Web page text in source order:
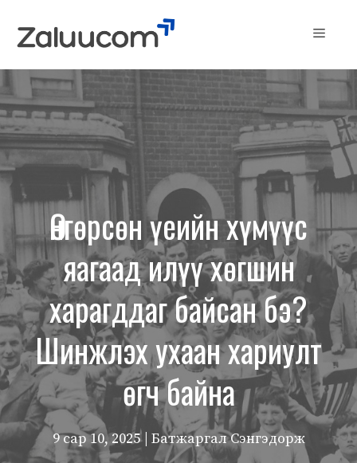
Menu
Өнгөрсөн үеийн хүмүүс
яагаад илүү хөгшин
харагддаг байсан бэ?
Шинжлэх ухаан хариулт
өгч байна
9 сар 10, 2025 | Батжаргал Сэнгэдорж